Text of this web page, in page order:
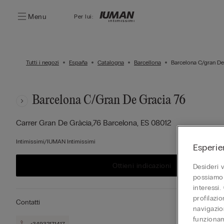
Menu Per lui:
Tutti i negozi España Catalogna Barcellona Barcelona C/gran
Barcelona C/gran De Gracia 76
Carrer Gran De Gràcia,76 Barcelona, ES 08012
Intimissimi/IUMAN Intimissimi
Ottieni indicazioni
Contatti
Desideri
interessi.